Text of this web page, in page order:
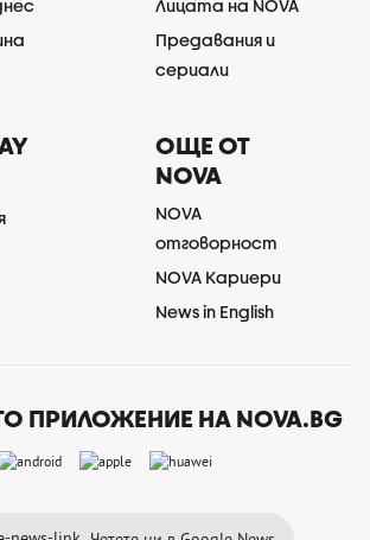
Лицата на NOVA
Предавания и
сериали
ОЩЕ ОТ
NOVA
NOVA
отговорност
NOVA Кариери
News in English
ПРИЛОЖЕНИЕ НА NOVA.BG